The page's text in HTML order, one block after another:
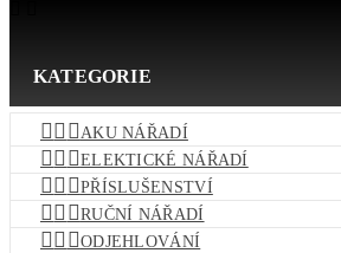
KATEGORIE
  AKU NÁŘADÍ
 ELEKTICKÉ NÁŘADÍ
 PŘÍSLUŠENSTVÍ
 RUČNÍ NÁŘADÍ
 ODJEHLOVÁNÍ